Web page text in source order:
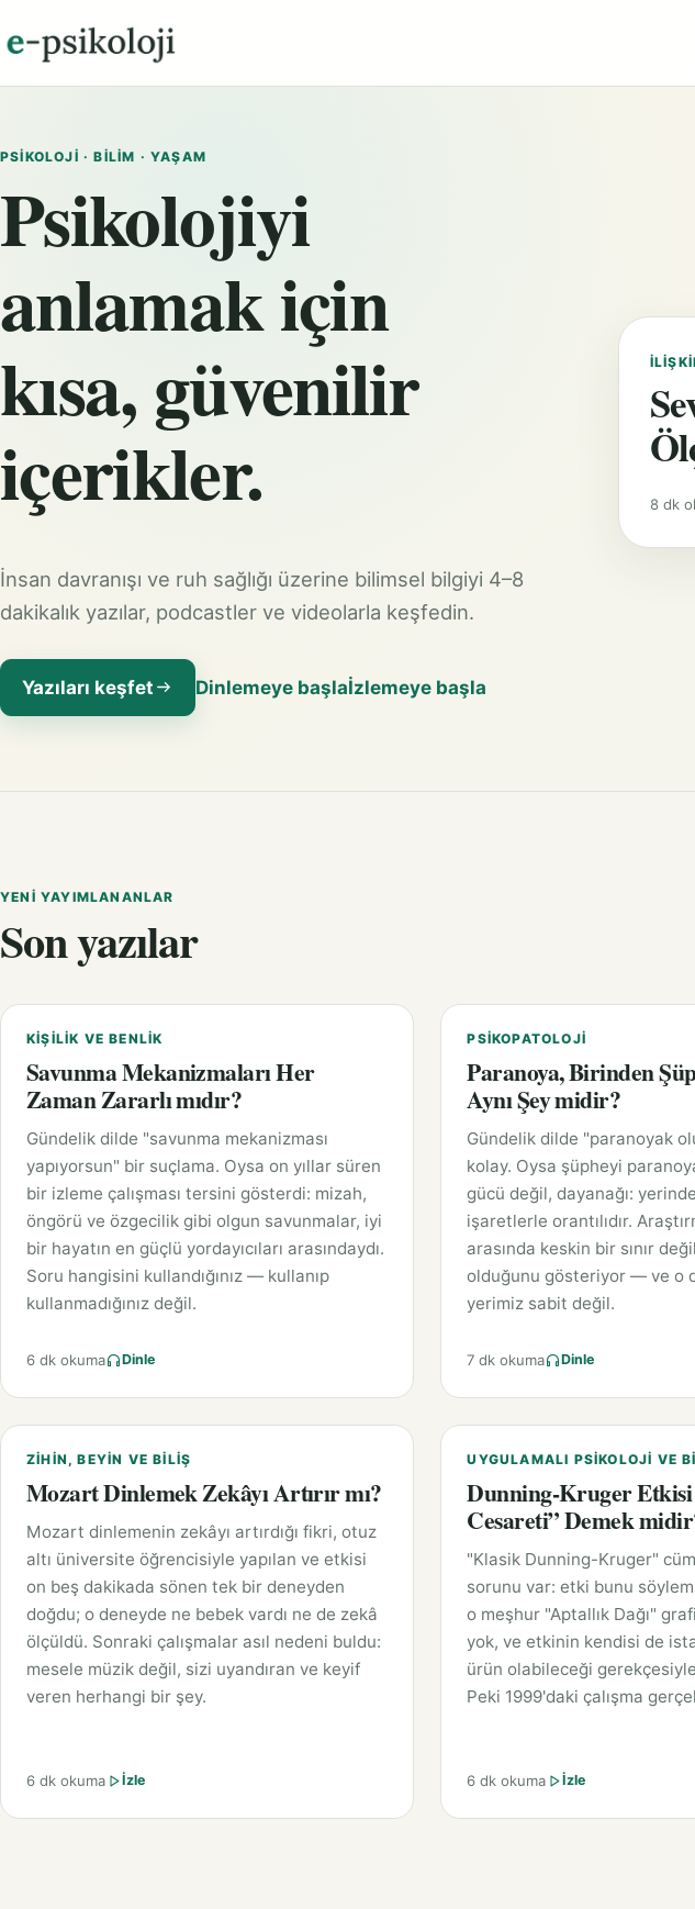
PSIKOLOJI · BILIM · YAŞAM
Psikolojiyi
anlamak için
kısa, güvenilir
içerikler.
İnsan davranışı ve ruh sağlığı üzerine bilimsel bilgiyi 4–8
dakikalık yazılar, podcastler ve videolarla keşfedin.
Yazıları keşfet Dinlemeye başlaİzlemeye başla
8 dk
YENI YAYIMLANANLAR
Son yazılar
KIŞILIK VE BENLIK
Savunma Mekanizmaları Her
Zaman Zararlı mıdır?
Gündelik dilde "savunma mekanizması
yapıyorsun" bir suçlama. Oysa on yıllar süren
bir izleme çalışması tersini gösterdi: mizah,
öngörü ve özgecilik gibi olgun savunmalar, iyi
bir hayatın en güçlü yordayıcıları arasındaydı.
Soru hangisini kullandığınız — kullanıp
kullanmadığınız değil.
6 dk okuma Dinle
PSIKOPATOLOJI
Paranoya, Birinden
Aynı Şey midir?
Gündelik dilde "paranoyak
kolay. Oysa şüpheyi
gücü değil, dayanağı:
işaretlerle orantılıdır.
arasında keskin bir sınır
olduğunu gösteriyor — ve o
yerimiz sabit değil.
7 dk okuma Dinle
ZIHIN, BEYIN VE BILIŞ
Mozart Dinlemek Zekâyı Artırır mı?
Mozart dinlemenin zekâyı artırdığı fikri, otuz
altı üniversite öğrencisiyle yapılan ve etkisi
on beş dakikada sönen tek bir deneyden
doğdu; o deneyde ne bebek vardı ne de zekâ
ölçüldü. Sonraki çalışmalar asıl nedeni buldu:
mesele müzik değil, sizi uyandıran ve keyif
veren herhangi bir şey.
6 dk okuma İzle
UYGULAMALI PSIKOLOJI VE
Dunning-Kruger
Cesareti” Demek
"Klasik Dunning-Kruger"
sorunu var: etki bunu
o meşhur "Aptallık Dağı"
yok, ve etkinin kendisi de
ürün olabileceği gerekçesiyle
Peki 1999'daki çalışma
6 dk okuma İzle